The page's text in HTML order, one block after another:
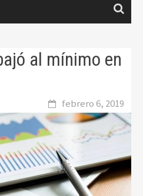
al mínimo en
febrero 6, 2019